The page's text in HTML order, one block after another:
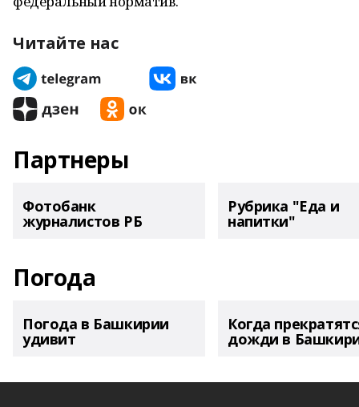
Читайте нас
Партнеры
Фотобанк
журналистов РБ
Рубрика "Еда и
напитки"
Погода
Погода в Башкирии
удивит
Когда
дожди в